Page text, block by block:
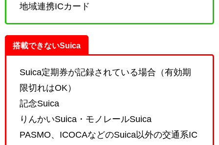
地域連携ICカード
搭載できないSuica
Suica定期券が記録されている場合（有効期
限切れはOK）
記念Suica
りんかいSuica・モノレールSuica
PASMO、ICOCAなどのSuica以外の交通系IC